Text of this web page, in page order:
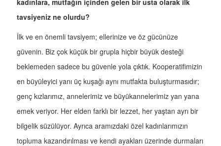
tavsiyeniz ne olurdu?
İlk ve en önemli tavsiyem; ellerinize ve öz gücünüze
güvenin. Biz çok küçük bir grupla hiçbir büyük desteği
beklemeden sadece bu güvenle yola çıktık. Kooperatifimizin
en büyüleyici yanı üç kuşağı aynı mutfakta buluşturmasıdır;
genç kızlarımız, annelerimiz ve büyükannelerimiz yan yana
emek veriyor. Her elden farklı bir lezzet, her yaştan ayrı bir
bilgelik süzülüyor. Ayrıca aramızdaki özel kadınlarımızın
topluma kazandırılması ve kendi ayakları üzerinde durmaları